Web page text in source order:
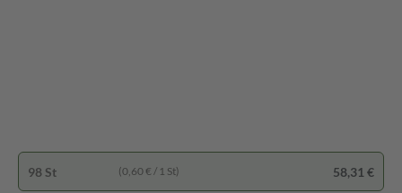
98 St (0,60 € / 1 St) 58,31 €